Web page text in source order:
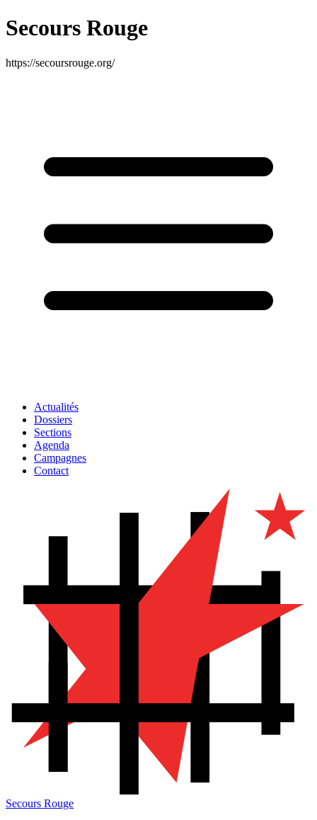
Secours Rouge
https://secoursrouge.org/
Actualités
Dossiers
Sections
Agenda
Campagnes
Contact
Secours Rouge